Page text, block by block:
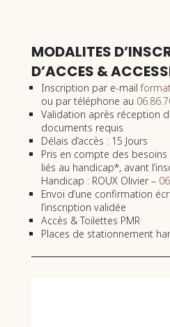
MODALITES
D’ACCES &
Inscription par e-mail
ou par téléphone au
Validation après réception
documents requis
Délais d’accès : 15 Jours
Pris en compte des
liés au handicap*, avant
Handicap : ROUX Olivier –
Envoi d’une confirmation
l’inscription validée
Accès & Toilettes PMR
Places de stationnement